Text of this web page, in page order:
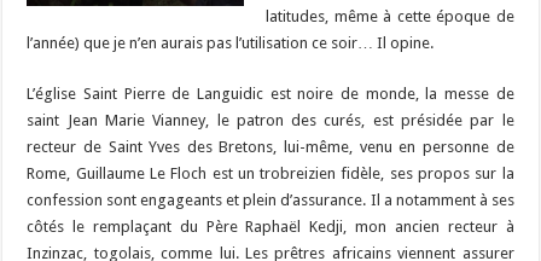
latitudes, même à cette époque de
l’année) que je n’en aurais pas l’utilisation ce soir… Il opine.
L’église Saint Pierre de Languidic est noire de monde, la messe de
saint Jean Marie Vianney, le patron des curés, est présidée par le
recteur de Saint Yves des Bretons, lui-même, venu en personne de
Rome, Guillaume Le Floch est un trobreizien fidèle, ses propos sur la
confession sont engageants et plein d’assurance. Il a notamment à ses
côtés le remplaçant du Père Raphaël Kedji, mon ancien recteur à
Inzinzac, togolais, comme lui. Les prêtres africains viennent assurer